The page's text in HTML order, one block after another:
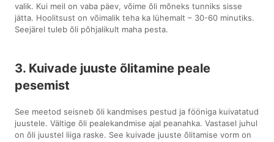
valik. Kui meil on vaba päev, võime õli mõneks tunniks sisse
jätta. Hoolitsust on võimalik teha ka lühemalt – 30-60 minutiks.
Seejärel tuleb õli põhjalikult maha pesta.
3. Kuivade juuste õlitamine peale
pesemist
See meetod seisneb õli kandmises pestud ja fööniga kuivatatud
juustele. Vältige õli pealekandmise ajal peanahka. Vastasel juhul
on õli juustel liiga raske. See kuivade juuste õlitamise vorm on